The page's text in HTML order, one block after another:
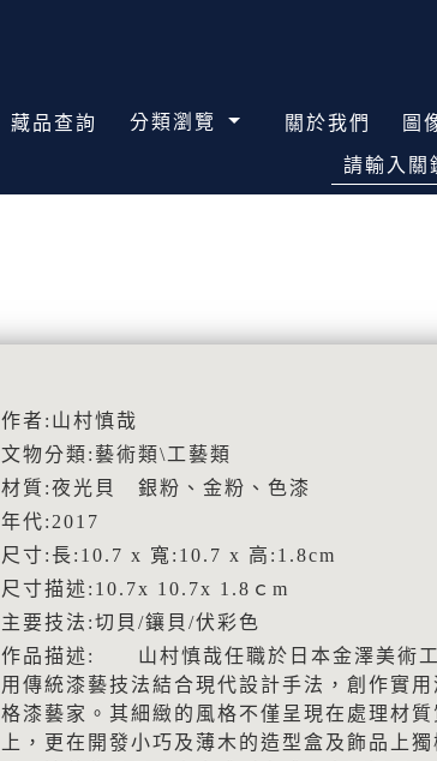
藏品查詢 分類瀏覽 關於我們 圖
請輸入關
作者:山村慎哉
文物分類:藝術類\工藝類
材質:夜光貝 銀粉、金粉、色漆
年代:2017
尺寸:長:10.7 x 寬:10.7 x 高:1.8cm
尺寸描述:10.7x 10.7x 1.8ｃm
主要技法:切貝/鑲貝/伏彩色
作品描述: 山村慎哉任職於日本金澤美術工
用傳統漆藝技法結合現代設計手法，創作實
格漆藝家。其細緻的風格不僅呈現在處理材
上，更在開發小巧及薄木的造型盒及飾品上獨